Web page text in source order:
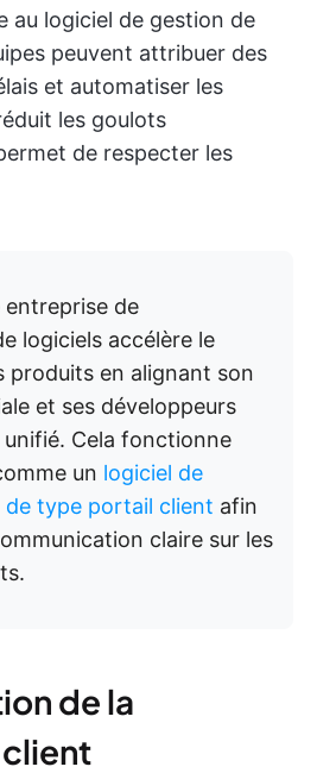
au logiciel de gestion de
peuvent attribuer des
et automatiser les
les goulots
de respecter les
entreprise de
logiciels accélère le
produits en alignant son
et ses développeurs
Cela fonctionne
un logiciel de
type portail client afin
claire sur les
de la